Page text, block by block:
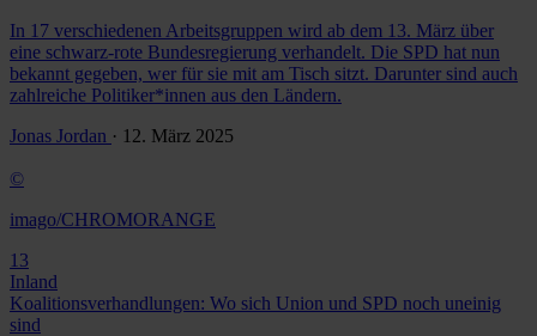
In 17 verschiedenen Arbeitsgruppen wird ab dem 13. März über
eine schwarz-rote Bundesregierung verhandelt. Die SPD hat nun
bekannt gegeben, wer für sie mit am Tisch sitzt. Darunter sind auch
zahlreiche Politiker*innen aus den Ländern.
Jonas Jordan · 12. März 2025
©
imago/CHROMORANGE
13
Inland
Koalitionsverhandlungen: Wo sich Union und SPD noch uneinig
sind